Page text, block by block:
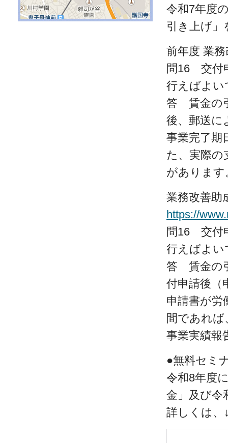
令和7年度
引き上げ」
前年度 業
問16 交付
行えばよい
答 賃金の
後、郵送に
事業完了期
た、実際の
があります
業務改善助
https://
問16 交付
行えばよい
答 賃金の
付申請後（
申請書が労
間であれ
事業実績報
●無料セミ
令和8年度
金」及び令
詳しくは、